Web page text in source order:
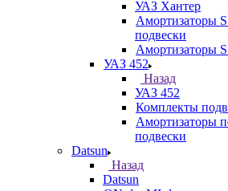
УАЗ Хантер
Амортизаторы
подвески
Амортизаторы
УАЗ 452
Назад
УАЗ 452
Комплекты
Амортизаторы
подвески
Datsun
Назад
Datsun